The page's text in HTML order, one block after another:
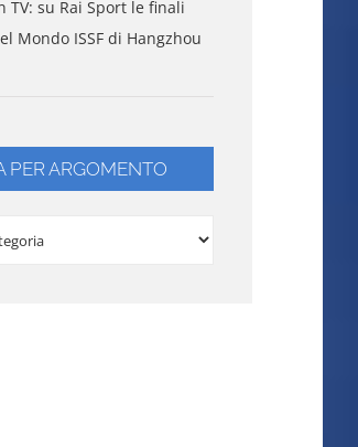
TV: su Rai Sport le finali
Mondo ISSF di Hangzhou
PER ARGOMENTO